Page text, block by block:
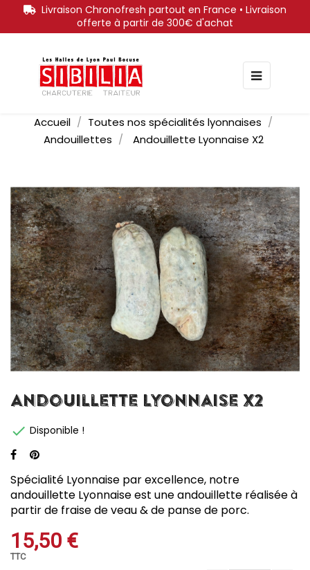
Livraison Chronofresh partout en France • Livraison
offerte à partir de 300€ d'achat
Basculer
la
☰
Accueil
Toutes nos spécialités lyonnaises
Andouillettes
Andouillette Lyonnaise X2
Andouillette Lyonnaise X2
 Disponible !
Spécialité Lyonnaise par excellence, notre
andouillette Lyonnaise est une andouillette réalisée à
partir de fraise de veau & de panse de porc.
15,50 €
TTC